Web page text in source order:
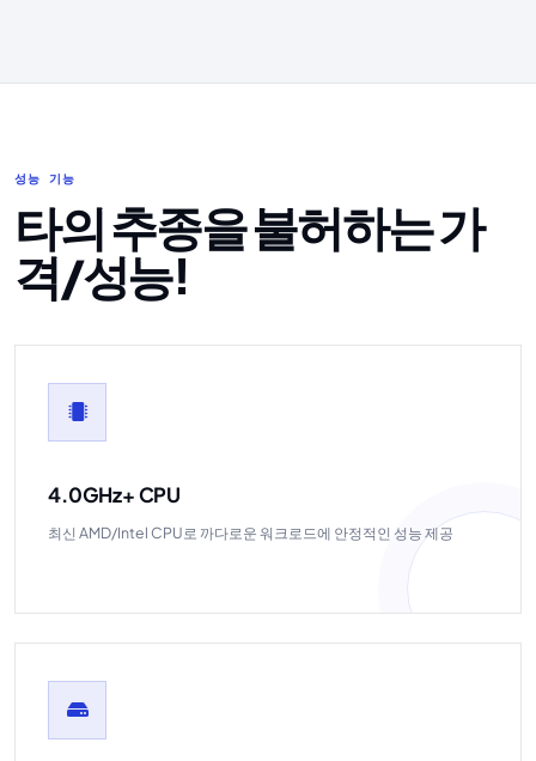
성능 기능
타의 추종을 불허하는 가
격/성능!
4.0GHz+ CPU
최신 AMD/Intel CPU로 까다로운 워크로드에 안정적인 성능 제공